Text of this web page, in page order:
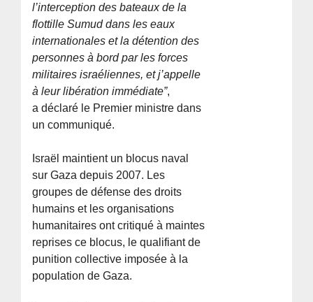
l’interception des bateaux de la
flottille Sumud dans les eaux
internationales et la détention des
personnes à bord par les forces
militaires israéliennes, et j’appelle
à leur libération immédiate”,
a déclaré le Premier ministre dans
un communiqué.
Israël maintient un blocus naval
sur Gaza depuis 2007. Les
groupes de défense des droits
humains et les organisations
humanitaires ont critiqué à maintes
reprises ce blocus, le qualifiant de
punition collective imposée à la
population de Gaza.